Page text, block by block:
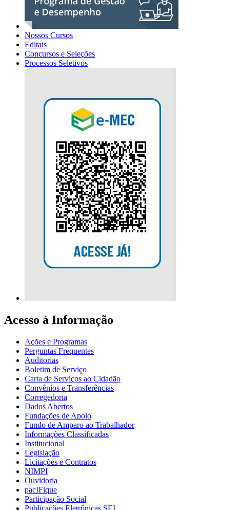
Nossos Cursos
Editais
Concursos e Seleções
Processos Seletivos
Acesso à Informação
Ações e Programas
Perguntas Frequentes
Auditorias
Boletim de Serviço
Carta de Serviços ao Cidadão
Convênios e Transferências
Corregedoria
Dados Abertos
Fundações de Apoio
Fundo de Amparo ao Trabalhador
Informações Classificadas
Institucional
Legislação
Licitações e Contratos
NIMPI
Ouvidoria
pacIFique
Participação Social
Publicações Eletrônicas SEI